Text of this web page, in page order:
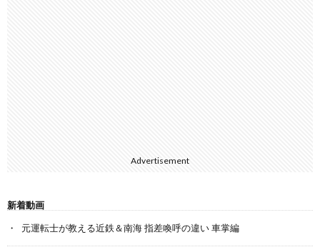
Advertisement
新着動画
元運転士が教える近鉄＆南海 指差喚呼の違い 車掌編